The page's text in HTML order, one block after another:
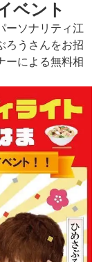
ベント
ーソナリティ江
ろうさんをお招
ーによる無料相